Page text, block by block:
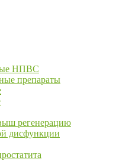
НПВС
препараты
регенерацию
дисфункции